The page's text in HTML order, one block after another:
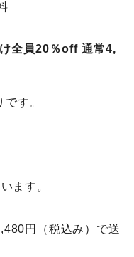
全員20％off 通常4,
す。
ます。
円（税込み）で送